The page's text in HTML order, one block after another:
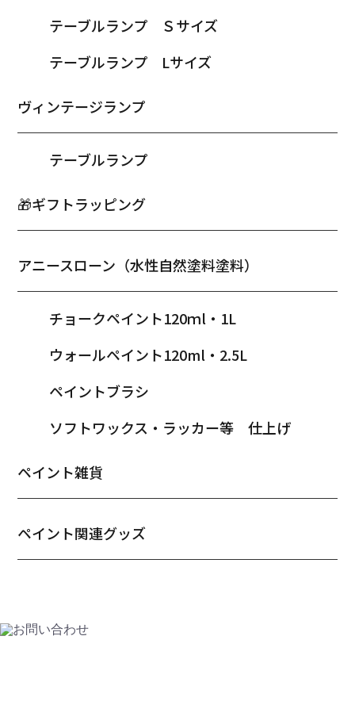
テーブルランプ Ｓサイズ
テーブルランプ Lサイズ
ヴィンテージランプ
テーブルランプ
🎁ギフトラッピング
アニースローン（水性自然塗料塗料）
チョークペイント120ｍl・1L
ウォールペイント120ml・2.5L
ペイントブラシ
ソフトワックス・ラッカー等 仕上げ
ペイント雑貨
ペイント関連グッズ